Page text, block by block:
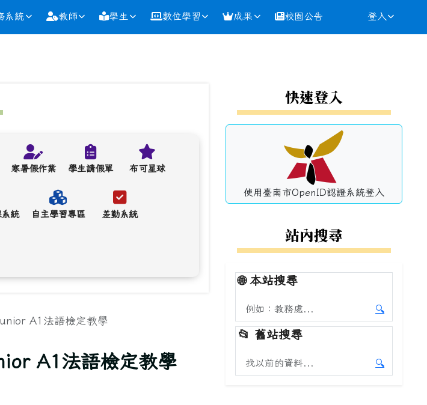
系統 教師 學生 數位學習 成果 校園公告 登入
寒暑假作業 學生請假單 布可星球
統 自主學習專區 差勤系統
A1法語檢定教學
A1法語檢定教學
左邊區域內容
快速登入
使用臺南市OpenID認證系統登入
站內搜尋
🌐本站搜尋
搜尋本站內容
🔍
開始本站
📂 舊站搜尋
搜尋舊站內容
🔍
開始舊站